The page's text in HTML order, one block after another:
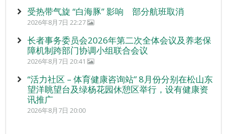
受热带气旋 “白海豚” 影响 部分航班取消
2026年8月7日 22:27
长者事务委员会2026年第二次全体会议及养老保
障机制跨部门协调小组联合会议
2026年8月7日 20:41
“活力社区 – 体育健康咨询站” 8月份分别在松山东
望洋眺望台及绿杨花园休憩区举行，设有健康资
讯推广
2026年8月7日 20:00